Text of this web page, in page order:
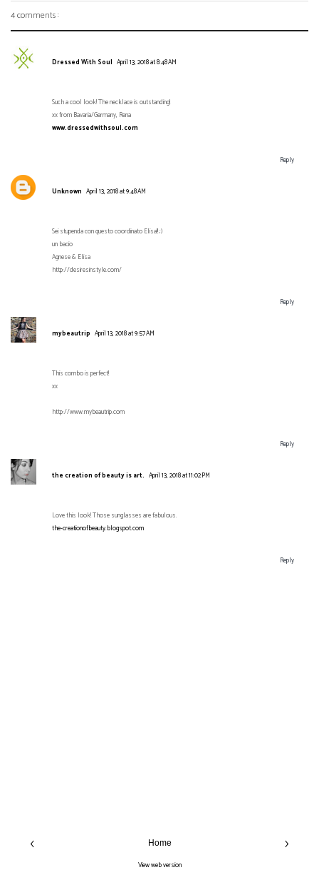
4 comments :
Dressed With Soul April 13, 2018 at 8:48 AM
Such a cool look! The necklace is outstanding!
xx from Bavaria/Germany, Rena
www.dressedwithsoul.com
Reply
Unknown April 13, 2018 at 9:48 AM
Sei stupenda con questo coordinato Elisa!! ;)
un bacio
Agnese & Elisa
http://desiresinstyle.com/
Reply
mybeautrip April 13, 2018 at 9:57 AM
This combo is perfect!
xx
http://www.mybeautrip.com
Reply
the creation of beauty is art. April 13, 2018 at 11:02 PM
Love this look! Those sunglasses are fabulous.
the-creationofbeauty.blogspot.com
Reply
‹ ›
Home
View web version